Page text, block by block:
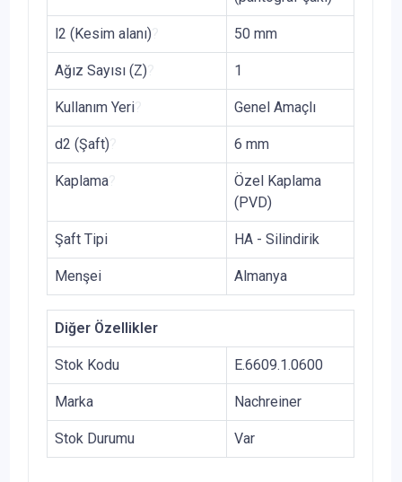
l2 (Kesim alanı) 50 mm
Ağız Sayısı (Z) 1
Kullanım Yeri Genel Amaçlı
d2 (Şaft) 6 mm
Kaplama
Özel Kaplama
(PVD)
Şaft Tipi HA - Silindirik
Menşei Almanya
Diğer Özellikler
Stok Kodu E.6609.1.0600
Marka Nachreiner
Stok Durumu Var